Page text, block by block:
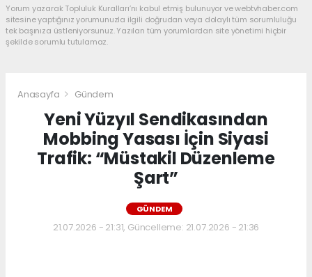
Yorum yazarak Topluluk Kuralları’nı kabul etmiş bulunuyor ve webtvhaber.com
sitesine yaptığınız yorumunuzla ilgili doğrudan veya dolaylı tüm sorumluluğu
tek başınıza üstleniyorsunuz. Yazılan tüm yorumlardan site yönetimi hiçbir
şekilde sorumlu tutulamaz.
Anasayfa Gündem
Yeni Yüzyıl Sendikasından
Mobbing Yasası İçin Siyasi
Trafik: “Müstakil Düzenleme
Şart”
GÜNDEM
21.07.2026 - 21:31, Güncelleme: 21.07.2026 - 21:36